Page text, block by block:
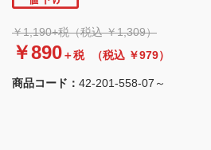
￥1,190+税（税込 ￥1,309）
￥890＋税 （税込 ￥979）
商品コード： 42-201-558-07～